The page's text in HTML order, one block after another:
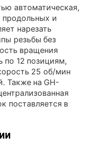
автоматическая,
продольных и
нарезать
резьбы без
вращения
по 12 позициям,
25 об/мин
Также на GH-
поставляется в